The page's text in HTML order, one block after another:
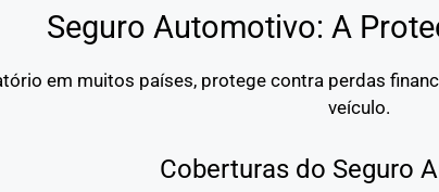
Seguro Automotivo: A
em muitos países, protege contra perdas
veículo.
Coberturas do Seguro